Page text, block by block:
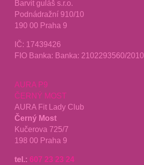
Barvit guláš s.r.o.
Podnádražní 910/10
190 00 Praha 9
IČ: 17439426
FIO Banka: Banka: 2102293560/2010
AURA P9
ČERNÝ MOST
AURA Fit Lady Club
Černý Most
Kučerova 725/7
198 00 Praha 9
tel.: 607 23 23 24